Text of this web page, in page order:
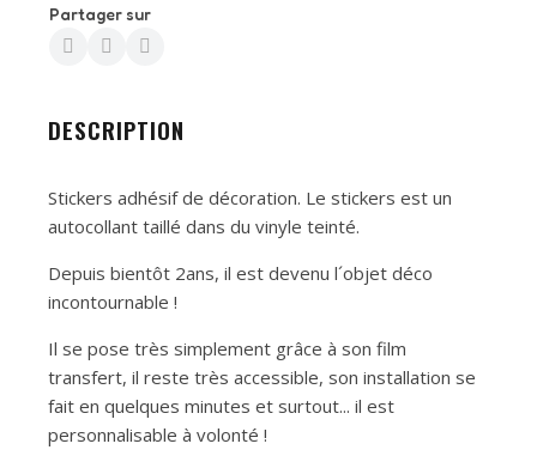
Partager sur
DESCRIPTION
Stickers adhésif de décoration. Le stickers est un
autocollant taillé dans du vinyle teinté.
Depuis bientôt 2ans, il est devenu l´objet déco
incontournable !
Il se pose très simplement grâce à son film
transfert, il reste très accessible, son installation se
fait en quelques minutes et surtout... il est
personnalisable à volonté !